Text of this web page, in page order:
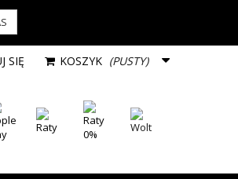
KOSZYK (PUSTY)
SIĘ